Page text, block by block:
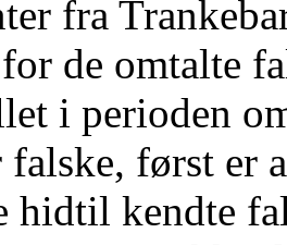
fra
de omtalte
i perioden
først er
hidtil kendte